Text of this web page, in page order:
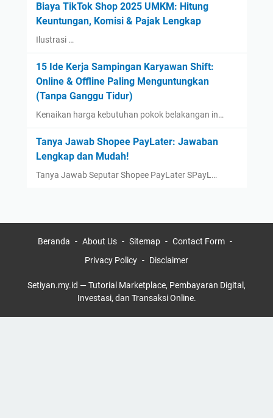
Biaya TikTok Shop 2025 UMKM: Hitung
Keuntungan, Komisi & Pajak Lengkap
Ilustrasi …
15 Ide Kerja Sampingan Karyawan Shift:
Online & Offline Paling Menguntungkan
(Tanpa Ganggu Tidur)
Kenaikan harga kebutuhan pokok belakangan in…
Tanya Jawab Shopee PayLater: Jawaban
Lengkap dan Mudah!
Tanya Jawab Seputar Shopee PayLater SPayL…
Beranda About Us Sitemap
Contact Form
Privacy Policy
Disclaimer
Setiyan.my.id — Tutorial Marketplace, Pembayaran Digital,
Investasi, dan Transaksi Online.